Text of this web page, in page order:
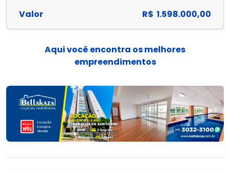
Valor R$ 1.598.000,00
Aqui você encontra os melhores
empreendimentos